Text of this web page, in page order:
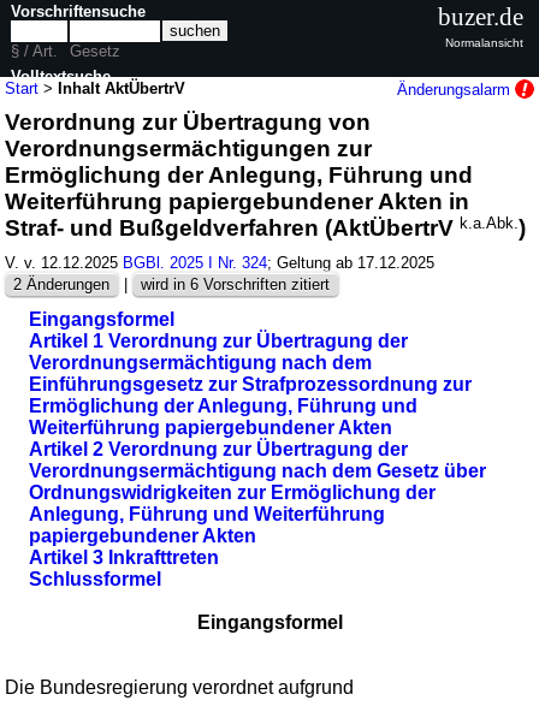
Start >Inhalt AktÜbertrV Änderungsalarm
Verordnung zur Übertragung von
Verordnungsermächtigungen zur
Ermöglichung der Anlegung, Führung und
Weiterführung papiergebundener Akten in
Straf- und Bußgeldverfahren (AktÜbertrVk.a.Abk.)
V. v. 12.12.2025 BGBl. 2025 I Nr. 324; Geltung ab 17.12.2025
2 Änderungen
| wird in 6 Vorschriften zitiert
Eingangsformel
Artikel 1 Verordnung zur Übertragung der
Verordnungsermächtigung nach dem
Einführungsgesetz zur Strafprozessordnung zur
Ermöglichung der Anlegung, Führung und
Weiterführung papiergebundener Akten
Artikel 2 Verordnung zur Übertragung der
Verordnungsermächtigung nach dem Gesetz über
Ordnungswidrigkeiten zur Ermöglichung der
Anlegung, Führung und Weiterführung
papiergebundener Akten
Artikel 3 Inkrafttreten
Schlussformel
Eingangsformel
Die Bundesregierung verordnet aufgrund
Vorschriftensuche
§ / Art.
Gesetz
Volltextsuche
nur in AktÜbertrV
buzer.de
Normalansicht